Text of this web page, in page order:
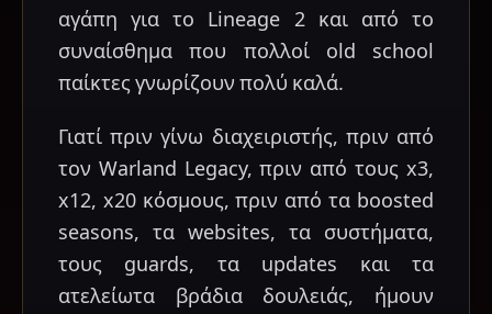
αγάπη για το Lineage 2 και από το
συναίσθημα που πολλοί old school
παίκτες γνωρίζουν πολύ καλά.
Γιατί πριν γίνω διαχειριστής, πριν από
τον Warland Legacy, πριν από τους x3,
x12, x20 κόσμους, πριν από τα boosted
seasons, τα websites, τα συστήματα,
τους guards, τα updates και τα
ατελείωτα βράδια δουλειάς, ήμουν